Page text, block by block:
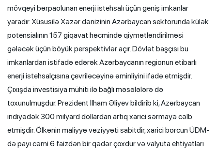
mövqeyi bərpaolunan enerji istehsalı üçün geniş imkanlar
yaradır. Xüsusilə Xəzər dənizinin Azərbaycan sektorunda külək
potensialının 157 giqavat həcmində qiymətləndirilməsi
gələcək üçün böyük perspektivlər açır. Dövlət başçısı bu
imkanlardan istifadə edərək Azərbaycanın regionun etibarlı
enerji istehsalçısına çevriləcəyinə əminliyini ifadə etmişdir.
Çıxışda investisiya mühiti ilə bağlı məsələlərə də
toxunulmuşdur. Prezident İlham Əliyev bildirib ki, Azərbaycan
indiyədək 300 milyard dollardan artıq xarici sərmayə cəlb
etmişdir. Ölkənin maliyyə vəziyyəti sabitdir, xarici borcun ÜDM-
də payı cəmi 6 faizdən bir qədər çoxdur və valyuta ehtiyatları